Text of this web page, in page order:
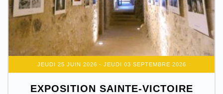
JEUDI 25 JUIN 2026 - JEUDI 03 SEPTEMBRE 2026
EXPOSITION SAINTE-VICTOIRE